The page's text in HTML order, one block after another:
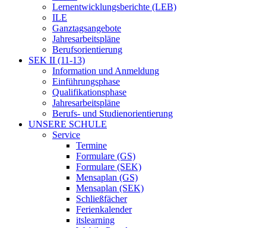
Lernentwicklungsberichte (LEB)
ILE
Ganztagsangebote
Jahresarbeitspläne
Berufsorientierung
SEK II (11-13)
Information und Anmeldung
Einführungsphase
Qualifikationsphase
Jahresarbeitspläne
Berufs- und Studienorientierung
UNSERE SCHULE
Service
Termine
Formulare (GS)
Formulare (SEK)
Mensaplan (GS)
Mensaplan (SEK)
Schließfächer
Ferienkalender
itslearning